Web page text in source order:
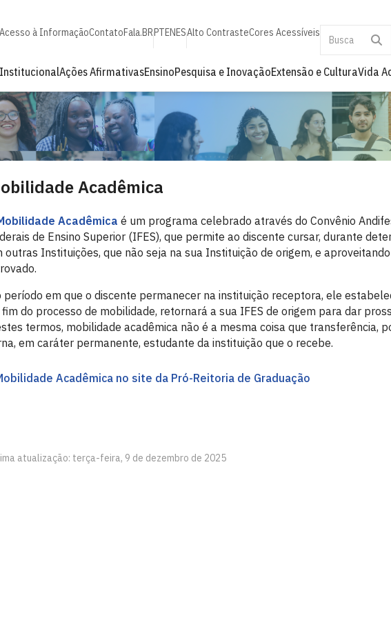
Acesso à InformaçãoContatoFala.BRPTENESAlto ContrasteCores Acessíveis
InstitucionalAções AfirmativasEnsinoPesquisa e InovaçãoExtensão e CulturaVida
Acadêmica
Acadêmica é um programa celebrado através do Convênio
de Ensino Superior (IFES), que permite ao discente cursar, durante
outras Instituições, que não seja na sua Instituição de origem, e
período em que o discente permanecer na instituição receptora, ele
do processo de mobilidade, retornará a sua IFES de origem para dar
termos, mobilidade acadêmica não é a mesma coisa que transferência,
em caráter permanente, estudante da instituição que o recebe.
Acadêmica no site da Pró-Reitoria de Graduação
atualização: terça-feira, 9 de dezembro de 2025